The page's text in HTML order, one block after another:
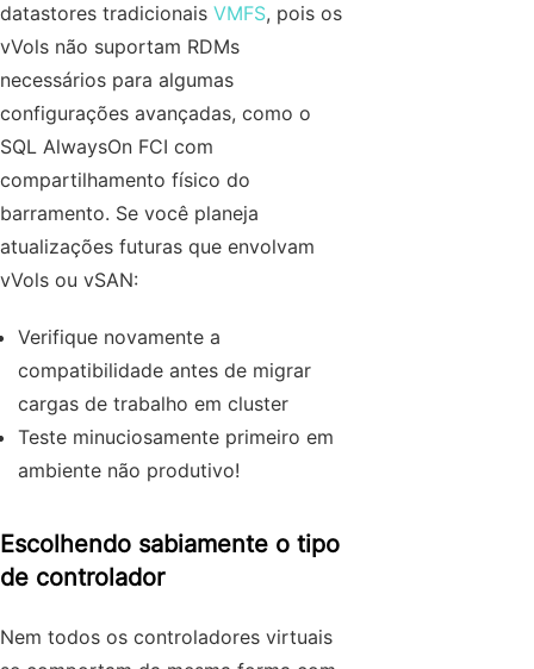
datastores tradicionais VMFS, pois os
vVols não suportam RDMs
necessários para algumas
configurações avançadas, como o
SQL AlwaysOn FCI com
compartilhamento físico do
barramento. Se você planeja
atualizações futuras que envolvam
vVols ou vSAN:
Verifique novamente a
compatibilidade antes de migrar
cargas de trabalho em cluster
Teste minuciosamente primeiro em
ambiente não produtivo!
Escolhendo sabiamente o tipo
de controlador
Nem todos os controladores virtuais